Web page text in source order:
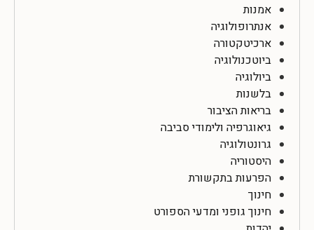
אמנות
אנתרופולוגיה
ארכיטקטורה
ביוטכנולוגיה
ביולוגיה
בלשנות
בריאות הציבור
גיאוגרפיה ולימודי סביבה
גרונטולוגיה
היסטוריה
הפרעות בתקשורת
חינוך
חינוך גופני ומדעי הספורט